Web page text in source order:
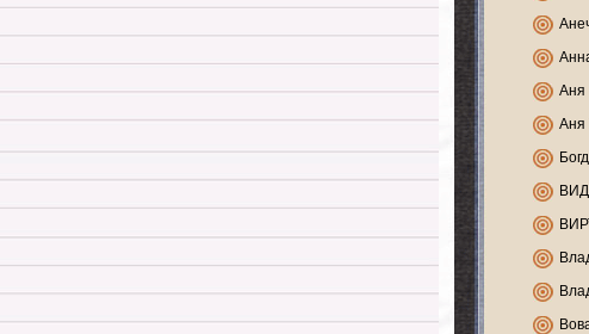
Аня
Аня